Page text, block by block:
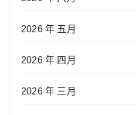
2026 年 五月
2026 年 四月
2026 年 三月